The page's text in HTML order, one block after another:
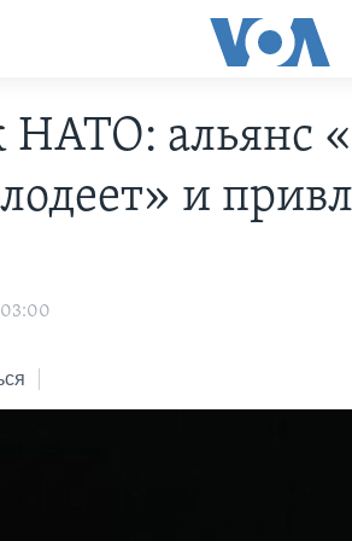
НАТО: альянс
и
03:00